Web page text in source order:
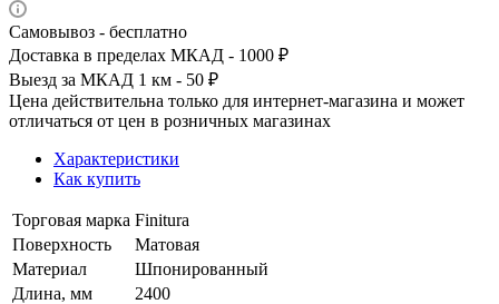
Самовывоз - бесплатно
Доставка в пределах МКАД - 1000 ₽
Выезд за МКАД 1 км - 50 ₽
Цена действительна только для интернет-магазина и может
отличаться от цен в розничных магазинах
Характеристики
Как купить
Торговая марка Finitura
Поверхность
Матовая
Материал
Шпонированный
Длина, мм
2400